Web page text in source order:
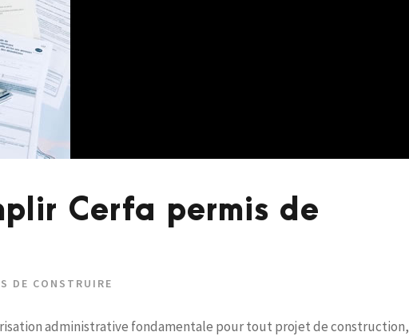
Cerfa permis de
DE CONSTRUIRE
administrative fondamentale pour tout projet de construction,